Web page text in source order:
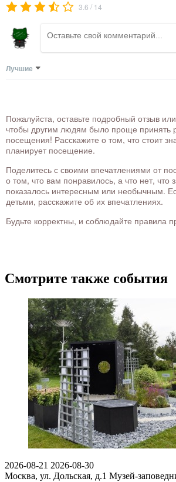
3.6 / 14
Лучшие
Пожалуйста, оставьте подробный отзыв
чтобы другим людям было проще принять
посещения! Расскажите о том, что стоит
планирует посещение.
Поделитесь с своими впечатлениями от
о том, что вам понравилось, а что нет, что
показалось интересным или необычным.
детьми, расскажите об их впечатлениях.
Будьте корректны, и соблюдайте правила
Смотрите также события
2026-08-21 2026-08-30
Москва, ул. Дольская, д.1 Музей-